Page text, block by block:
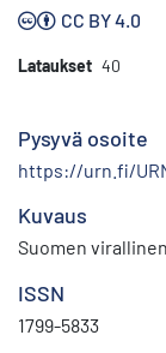
CC BY 4.0
Lataukset 40
Pysyvä osoite
https://urn.fi/
Kuvaus
Suomen
ISSN
1799-5833